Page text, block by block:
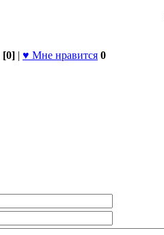
[0] | ♥ Мне нравится 0